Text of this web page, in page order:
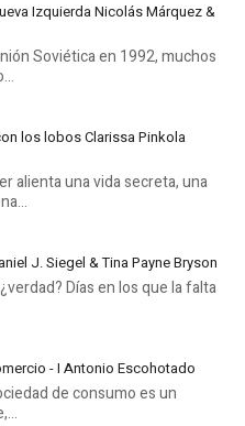
Izquierda Nicolás Márquez &
Soviética en 1992, muchos
los lobos Clarissa Pinkola
alienta una vida secreta, una
J. Siegel & Tina Payne Bryson
Días en los que la falta
- I Antonio Escohotado
de consumo es un